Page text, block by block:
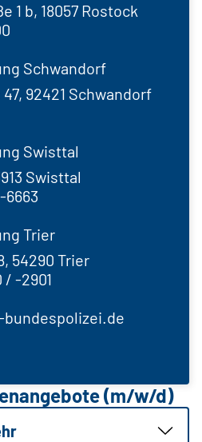
1 b, 18057 Rostock
Schwandorf
92421 Schwandorf
Swisttal
Swisttal
6663
Trier
54290 Trier
/ -2901
(m/w/d)